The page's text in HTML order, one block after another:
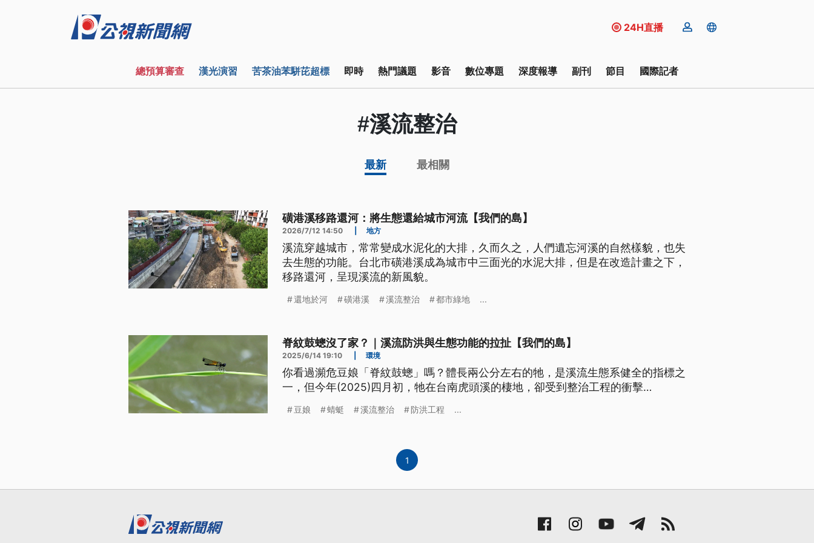
24H直播
總預算審查 漢光演習 苦茶油苯駢芘超標 即時 熱門議題 影音 數位專題 深度報導 副刊 節目 國際記者
#溪流整治
最新 最相關
磺港溪移路還河：將生態還給城市河流【我們的島】
2026/7/12 14:50 地方
溪流穿越城市，常常變成水泥化的大排，久而久之，人們遺忘河溪的自然樣貌，也失
去生態的功能。台北市磺港溪成為城市中三面光的水泥大排，但是在改造計畫之下，
移路還河，呈現溪流的新風貌。
還地於河 磺港溪 溪流整治 都市綠地 ...
脊紋鼓蟌沒了家？｜溪流防洪與生態功能的拉扯【我們的島】
2025/6/14 19:10 環境
你看過瀕危豆娘「脊紋鼓蟌」嗎？體長兩公分左右的牠，是溪流生態系健全的指標之
一，但今年(2025)四月初，牠在台南虎頭溪的棲地，卻受到整治工程的衝擊…
豆娘 蜻蜓 溪流整治 防洪工程 ...
1